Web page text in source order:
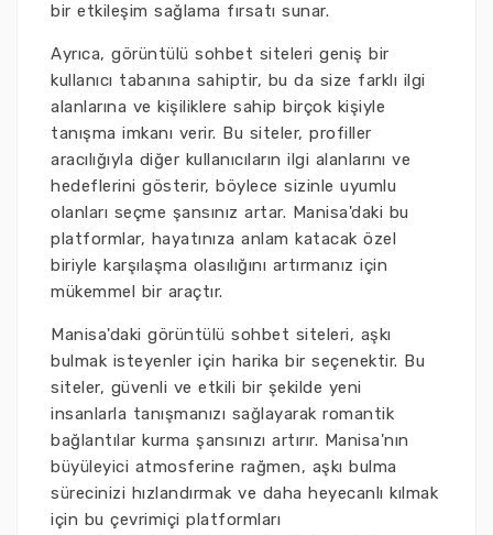
bir etkileşim sağlama fırsatı sunar.
Ayrıca, görüntülü sohbet siteleri geniş bir
kullanıcı tabanına sahiptir, bu da size farklı ilgi
alanlarına ve kişiliklere sahip birçok kişiyle
tanışma imkanı verir. Bu siteler, profiller
aracılığıyla diğer kullanıcıların ilgi alanlarını ve
hedeflerini gösterir, böylece sizinle uyumlu
olanları seçme şansınız artar. Manisa'daki bu
platformlar, hayatınıza anlam katacak özel
biriyle karşılaşma olasılığını artırmanız için
mükemmel bir araçtır.
Manisa'daki görüntülü sohbet siteleri, aşkı
bulmak isteyenler için harika bir seçenektir. Bu
siteler, güvenli ve etkili bir şekilde yeni
insanlarla tanışmanızı sağlayarak romantik
bağlantılar kurma şansınızı artırır. Manisa'nın
büyüleyici atmosferine rağmen, aşkı bulma
sürecinizi hızlandırmak ve daha heyecanlı kılmak
için bu çevrimiçi platformları